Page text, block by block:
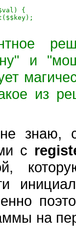
$val) {
и
из
знаю,
с
на